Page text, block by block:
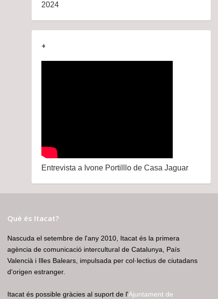
2024
+
Entrevista a Ivone Portilllo de Casa Jaguar
Què és Itacat?
Nascuda el setembre de l'any 2010, Itacat és la primera
agència de comunicació intercultural de Catalunya, País
Valencià i Illes Balears, impulsada per col·lectius de ciutadans
d'origen estranger.
Itacat és possible gràcies al suport de l'Ajuntament de